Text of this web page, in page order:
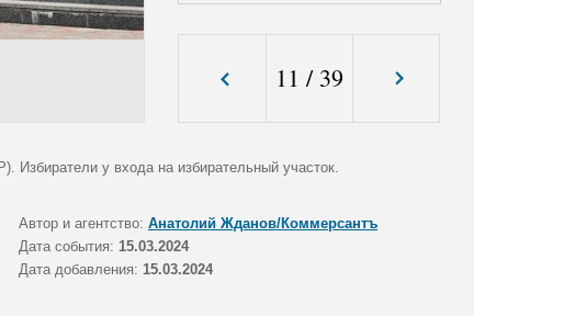
11 / 39
Избиратели у входа на избирательный участок.
Автор и агентство: Анатолий Жданов/Коммерсантъ
Дата события: 15.03.2024
Дата добавления: 15.03.2024